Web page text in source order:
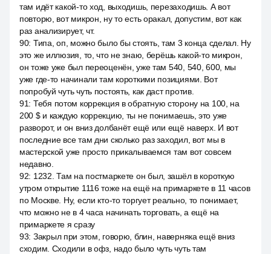
там идёт какой-то ход, выходишь, перезаходишь. А вот
повторю, вот микрон, ну то есть оракал, допустим, вот как
раз анализирует, чт.
90: Типа, оп, можно было бы стоять, там 3 конца сделал. Ну
это же иллюзия, то, что не знаю, берёшь какой-то микрон,
он тоже уже был переоценён, уже там 540, 540, 600, мы
уже где-то начинали там короткими позициями. Вот
попробуй чуть чуть постоять, как даст против.
91: Тебя потом коррекция в обратную сторону на 100, на
200 $ и каждую коррекцию, ты не понимаешь, это уже
разворот, и он вниз долбанёт ещё или ещё наверх. И вот
последние все там дни сколько раз заходил, вот мы в
мастерской уже просто прикалываемся там вот совсем
недавно.
92: 1232. Там на постмаркете он был, зашёл в короткую
утром открытие 1116 тоже на ещё на примаркете в 11 часов
по Москве. Ну, если кто-то торгует реально, то понимает,
что можно не в 4 часа начинать торговать, а ещё на
примаркете я сразу
93: Закрыл при этом, говорю, блин, наверняка ещё вниз
сходим. Сходили в офз, надо было чуть чуть там